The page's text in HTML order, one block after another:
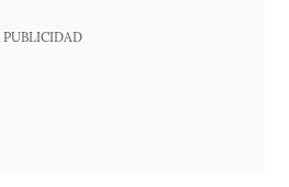
PUBLICIDAD